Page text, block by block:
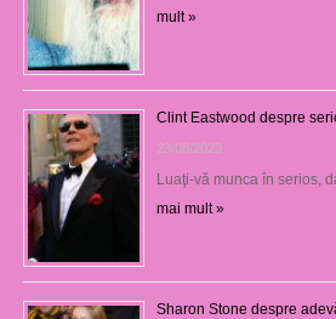
mult »
Clint Eastwood despre
23/08/2023
Luaţi-vă munca în serios,
mai mult »
Sharon Stone despre